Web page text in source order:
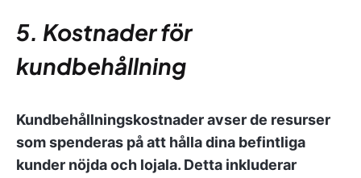
5. Kostnader för
kundbehållning
Kundbehållningskostnader avser de resurser
som spenderas på att hålla dina befintliga
kunder nöjda och lojala. Detta inkluderar